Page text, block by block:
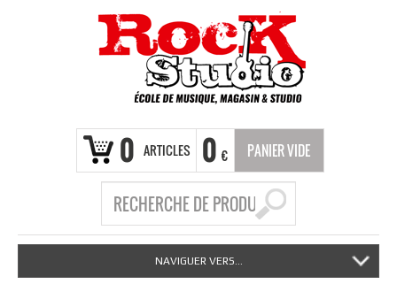
0 ARTICLES 0 € PANIER VIDE
NAVIGUER VERS...